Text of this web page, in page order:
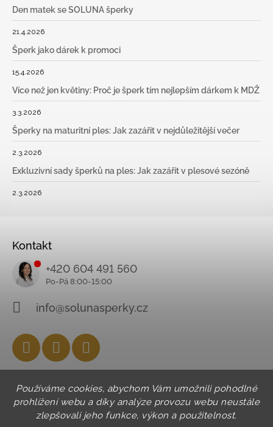
Používáme cookies, abychom Vám umožnili pohodlné
prohlížení webu a díky analýze provozu webu neustále
zlepšovali jeho funkce, výkon a použitelnost.
Den matek se SOLUNA šperky
21.4.2026
Šperk jako dárek k promoci
15.4.2026
Více než jen květiny: Proč je šperk tím nejlepším dárkem k MDŽ
3.3.2026
Šperky na maturitní ples: Jak zazářit v nejdůležitější večer
2.3.2026
Exkluzivní sady šperků na ples: Jak zazářit v plesové sezóně
2.3.2026
Kontakt
+420 604 491 560
info@solunasperky.cz